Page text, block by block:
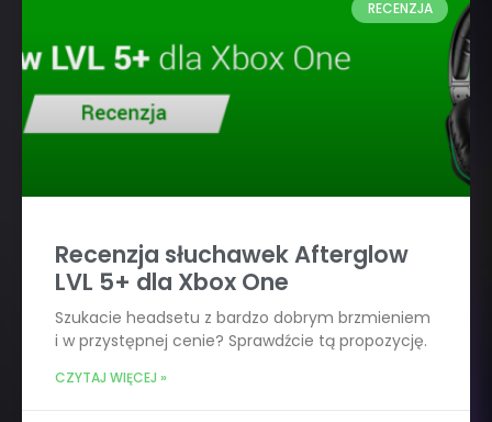
RECENZJA
Recenzja słuchawek Afterglow
LVL 5+ dla Xbox One
Szukacie headsetu z bardzo dobrym brzmieniem
i w przystępnej cenie? Sprawdźcie tą propozycję.
CZYTAJ WIĘCEJ »